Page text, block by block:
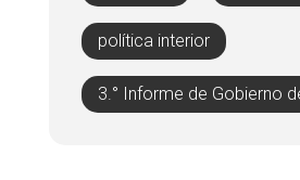
política interior
3.° Informe de Gobierno